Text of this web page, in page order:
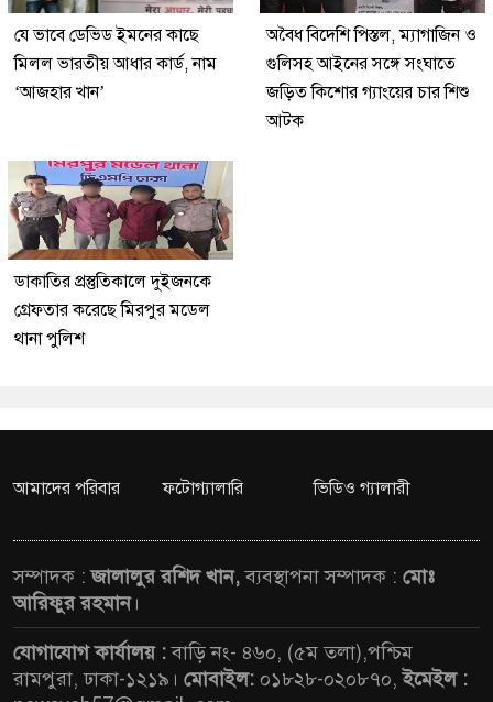
যে ভাবে ডেভিড ইমনের কাছে
মিলল ভারতীয় আধার কার্ড, নাম
‘আজহার খান’
অবৈধ বিদেশি পিস্তল, ম্যাগাজিন ও
গুলিসহ আইনের সঙ্গে সংঘাতে
জড়িত কিশোর গ্যাংয়ের চার শিশু
আটক
ডাকাতির প্রস্তুতিকালে দুইজনকে
গ্রেফতার করেছে মিরপুর মডেল
থানা পুলিশ
আমাদের পরিবার ফটোগ্যালারি ভিডিও গ্যালারী
সম্পাদক :জালালুর রশিদ খান,ব্যবস্থাপনা সম্পাদক : মোঃ
আরিফুর রহমান।
যোগাযোগ কার্যালয় :বাড়ি নং- ৪৬০, (৫ম তলা),পশ্চিম
রামপুরা, ঢাকা-১২১৯। মোবাইল: ০১৮২৮-০২০৮৭০,ইমেইল :